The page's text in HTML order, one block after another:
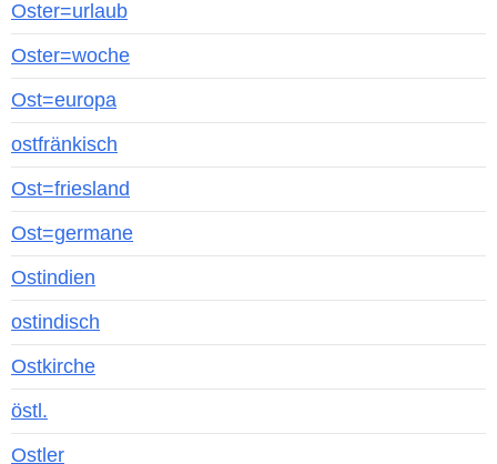
Oster=urlaub
Oster=woche
Ost=europa
ostfränkisch
Ost=friesland
Ost=germane
Ostindien
ostindisch
Ostkirche
östl.
Ostler